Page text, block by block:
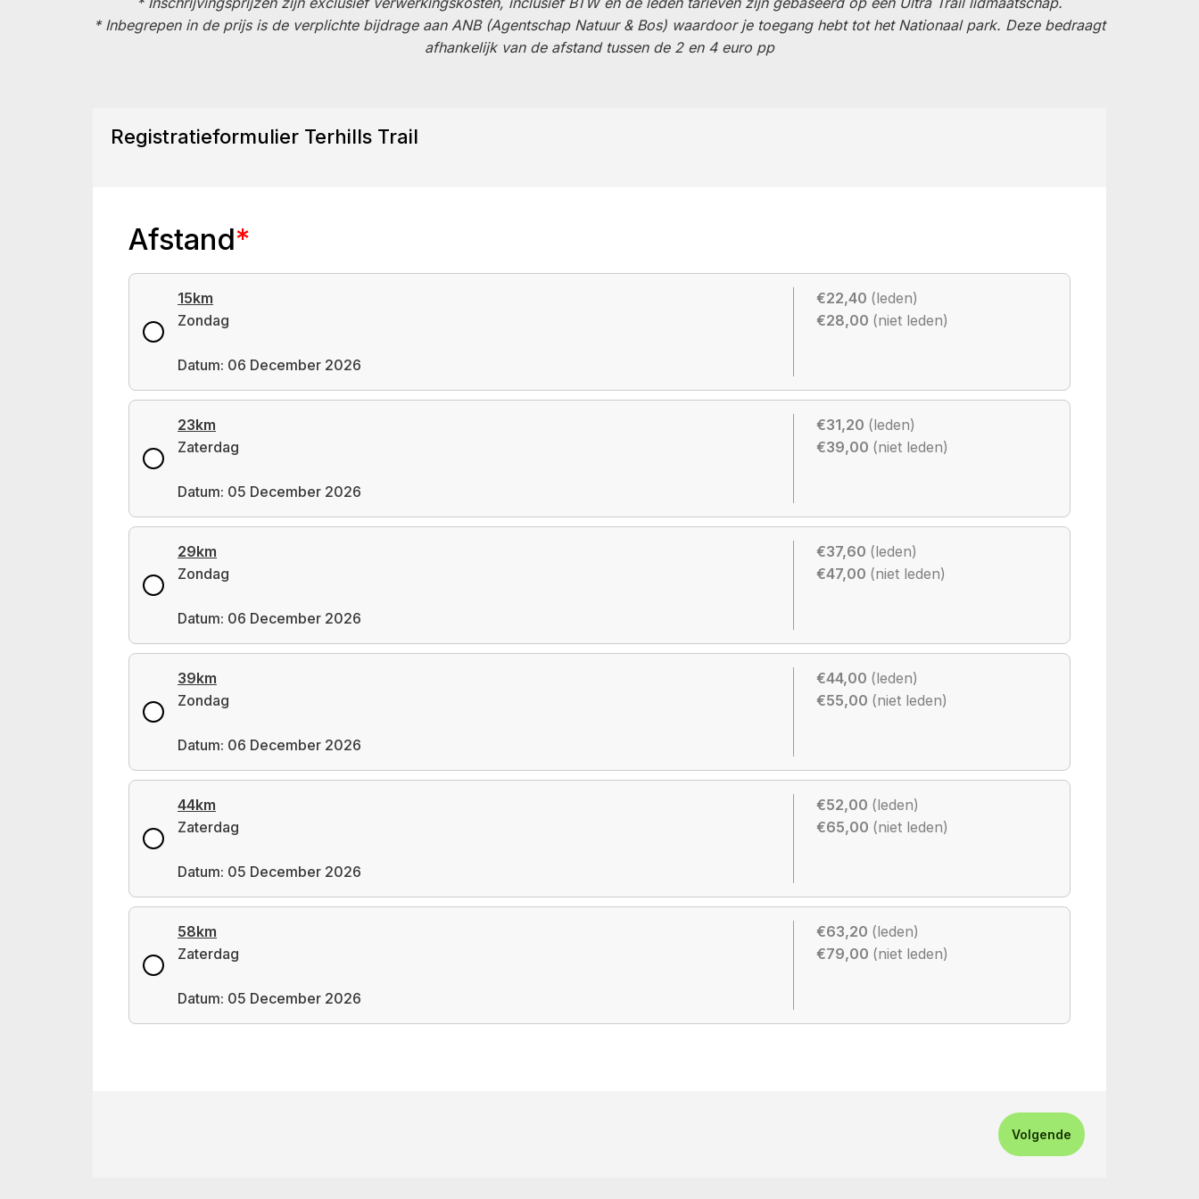
* Inbegrepen in de prijs is de verplichte bijdrage aan ANB (Agentschap Natuur & Bos) waardoor je toegang hebt tot het Nationaal park. Deze bedraagt
afhankelijk van de afstand tussen de 2 en 4 euro pp
Registratieformulier Terhills Trail
Afstand*
15km
Zondag
Datum: 06 December 2026
€22,40 (leden)
€28,00 (niet leden)
23km
Zaterdag
Datum: 05 December 2026
€31,20 (leden)
€39,00 (niet leden)
29km
Zondag
Datum: 06 December 2026
€37,60 (leden)
€47,00 (niet leden)
39km
Zondag
Datum: 06 December 2026
€44,00 (leden)
€55,00 (niet leden)
44km
Zaterdag
Datum: 05 December 2026
€52,00 (leden)
€65,00 (niet leden)
58km
Zaterdag
Datum: 05 December 2026
€63,20 (leden)
€79,00 (niet leden)
Volgende